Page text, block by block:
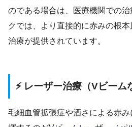
のである場合は、医療機関での
クでは、より直接的に赤みの根
治療が提供されています。
⚡ レーザー治療（Vビーム
毛細血管拡張症や酒さによる赤